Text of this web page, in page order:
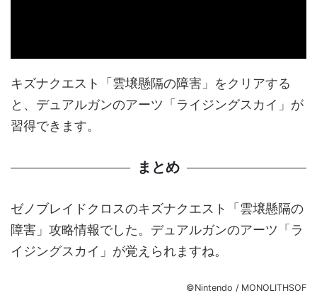
キズナクエスト「雲壌懸隔の障害」をクリアする
と、デュアルガンのアーツ「ライジングスカイ」が
習得できます。
まとめ
ゼノブレイドクロスのキズナクエスト「雲壌懸隔の
障害」攻略情報でした。デュアルガンのアーツ「ラ
イジングスカイ」が覚えられますね。
©Nintendo / MONOLITHSOF